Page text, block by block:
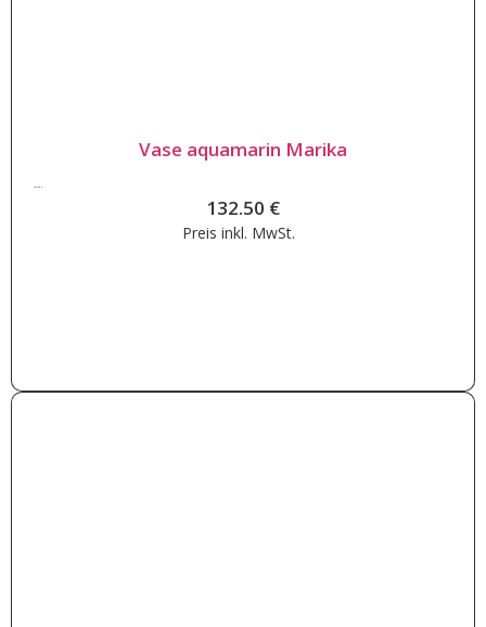
Vase aquamarin Marika
132.50 €
132.50 €
Preis inkl. MwSt.